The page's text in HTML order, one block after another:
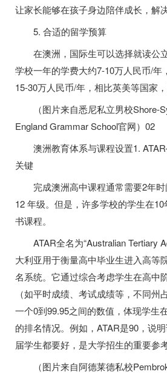
让家长能够在孩子身边陪伴成长，解
5. 合适的留学预算
在澳洲，国际生可以选择就读公
学校一年的学费大约7-10万人民币/年
15-30万人民币/年，相比英美等国家
（图片来自悉尼私立男校Shore-
England Grammar School官网）02
澳洲教育体系与课程设置1.
关键
完成澳洲高中课程通常需要2年
12 年级。但是，许多学校的学生在
书课程。
ATAR全名为“Australian Tertiary
大利亚用于衡量高中毕业生进入高等
名系统。它通过综合考虑学生在高中
（如平时成绩、考试成绩等，不同州
一个0到99.95之间的数值，体现学生
的排名情况。例如，ATAR是90，说
届学生都要好，是大学招生的重要参
（图片来自阿德莱德私校